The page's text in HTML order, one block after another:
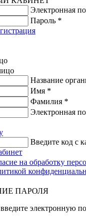
Электронная
Пароль *
Название
Имя *
Фамилия *
Электронная
Введите код с
на обработку
ПАРОЛЯ
электронную